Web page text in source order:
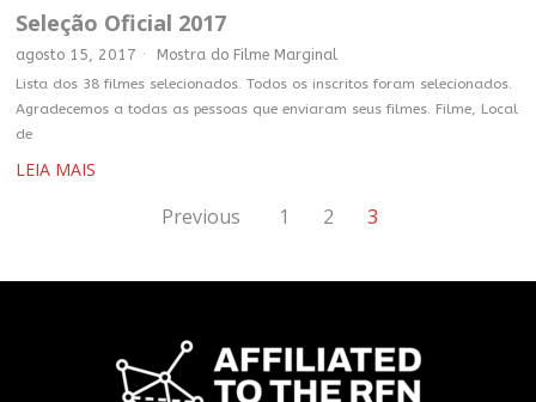
Seleção Oficial 2017
agosto 15, 2017 Mostra do Filme Marginal
Lista dos 38 filmes selecionados. Todos os inscritos foram selecionados.
Agradecemos a todas as pessoas que enviaram seus filmes. Filme, Local
de
LEIA MAIS
Previous 1 2 3